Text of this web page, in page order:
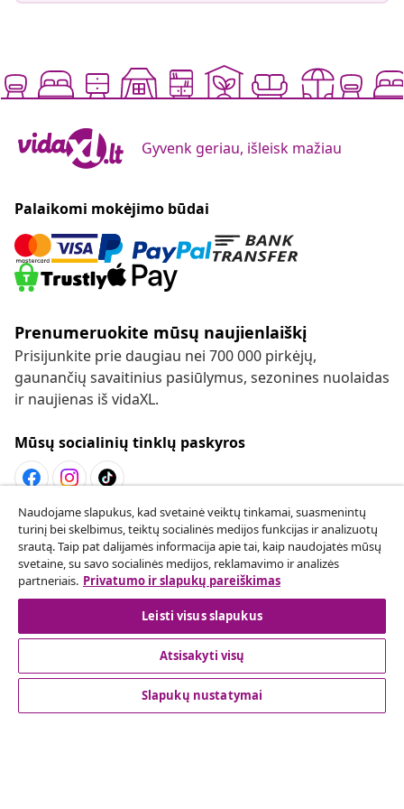
Gyvenk geriau, išleisk mažiau
Palaikomi mokėjimo būdai
Prenumeruokite mūsų naujienlaiškį
Prisijunkite prie daugiau nei 700 000 pirkėjų,
gaunančių savaitinius pasiūlymus, sezonines nuolaidas
ir naujienas iš vidaXL.
Mūsų socialinių tinklų paskyros
Sutarties atsisakymas
Pateikite prašymą atsisakyti užsakymo.
Sutarties atsisakymas
Klientų aptarnavimas
Naudojame slapukus, kad svetainė veiktų tinkamai, suasmenintų
turinį bei skelbimus, teiktų socialinės medijos funkcijas ir analizuotų
srautą. Taip pat dalijamės informacija apie tai, kaip naudojatės mūsų
svetaine, su savo socialinės medijos, reklamavimo ir analizės
partneriais. Privatumo ir slapukų pareiškimas
Leisti visus slapukus
Atsisakyti visų
Slapukų nustatymai